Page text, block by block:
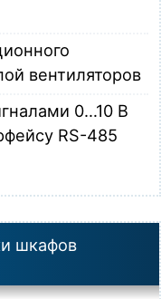
вентиляторов
0…10 В
RS-485
шкафов